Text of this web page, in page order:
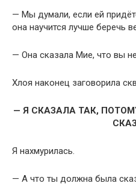
— Мы думали, если ей
она научится лучше беречь
— Она сказала Мие, что вы
Хлоя наконец заговорила
— Я СКАЗАЛА ТАК,
Я нахмурилась.
— А что ты должна была